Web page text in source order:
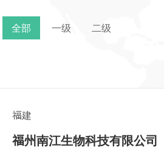
全部 一级 二级
福建
福州南江生物科技有限公司